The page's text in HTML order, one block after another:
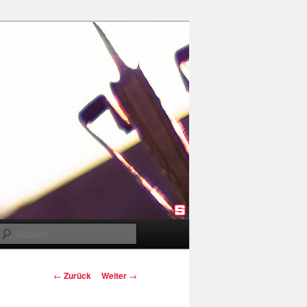
Beitragsnavigation
← Zurück Weiter →